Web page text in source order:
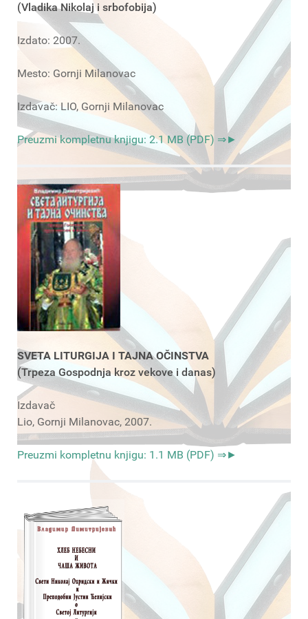
(Vladika Nikolaj i srbofobija)
Izdato: 2007.
Mesto: Gornji Milanovac
Izdavač: LIO, Gornji Milanovac
Preuzmi kompletnu knjigu: 2.1 MB (PDF) ⇒►
SVETA LITURGIJA I TAJNA OČINSTVA
(Trpeza Gospodnja kroz vekove i danas)
Izdavač
Lio, Gornji Milanovac, 2007.
Preuzmi kompletnu knjigu: 1.1 MB (PDF) ⇒►